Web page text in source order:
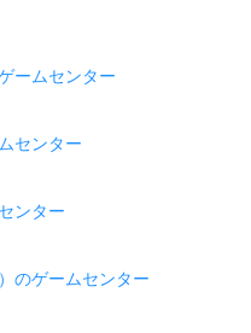
ームセンター
センター
ンター
のゲームセンター